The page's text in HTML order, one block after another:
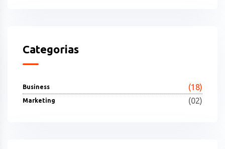
Categorias
Business (18)
Marketing (02)